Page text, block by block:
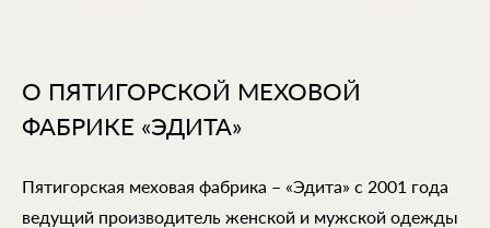
О ПЯТИГОРСКОЙ МЕХОВОЙ
ФАБРИКЕ «ЭДИТА»
Пятигорская меховая фабрика – «Эдита» с 2001 года
ведущий производитель женской и мужской одежды